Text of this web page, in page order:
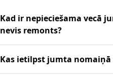
Kad ir nepieciešama vecā
nevis remonts?
Kas ietilpst jumta nomaiņā